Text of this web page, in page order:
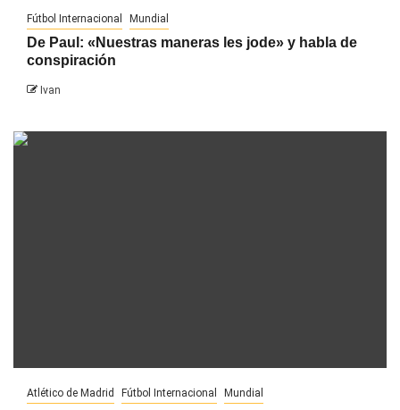
Fútbol Internacional Mundial
De Paul: «Nuestras maneras les jode» y habla de
conspiración
Ivan
Atlético de Madrid Fútbol Internacional Mundial